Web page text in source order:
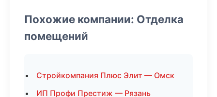
Похожие компании: Отделка
помещений
Стройкомпания Плюс Элит — Омск
ИП Профи Престиж — Рязань